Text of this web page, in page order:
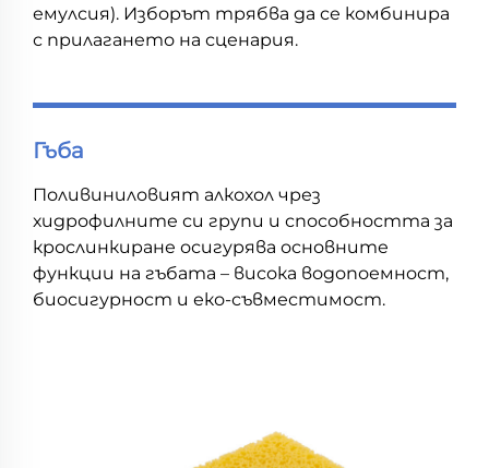
емулсия). Изборът трябва да се комбинира
с прилагането на сценария.
Гъба
Поливиниловият алкохол чрез
хидрофилните си групи и способността за
крослинкиране осигурява основните
функции на гъбата – висока водопоемност,
биосигурност и еко-съвместимост.